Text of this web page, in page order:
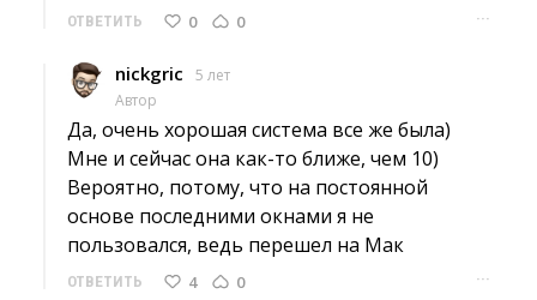
ОТВЕТИТЬ 0 0 ···
nickgric
5 лет
Автор
Да, очень хорошая система все же была)
Мне и сейчас она как-то ближе, чем 10)
Вероятно, потому, что на постоянной
основе последними окнами я не
пользовался, ведь перешел на Мак
ОТВЕТИТЬ 4 0 ···